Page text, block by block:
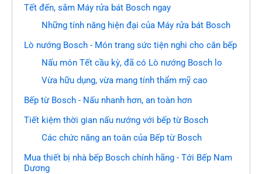
Tết đến, sắm Máy rửa bát Bosch ngay
Những tính năng hiện đại của Máy rửa bát Bosch
Lò nướng Bosch - Món trang sức tiện nghi cho căn bếp
Nấu món Tết cầu kỳ, đã có Lò nướng Bosch lo
Vừa hữu dụng, vừa mang tính thẩm mỹ cao
Bếp từ Bosch - Nấu nhanh hơn, an toàn hơn
Tiết kiệm thời gian nấu nướng với bếp từ Bosch
Các chức năng an toàn của Bếp từ Bosch
Mua thiết bị nhà bếp Bosch chính hãng - Tới Bếp Nam
Dương